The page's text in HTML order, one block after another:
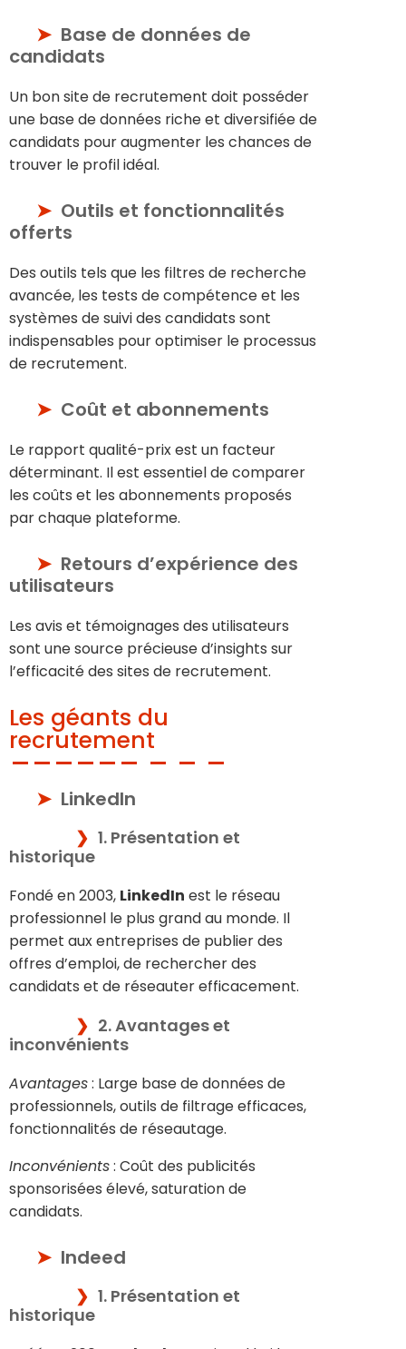
Base de données de
candidats
Un bon site de recrutement doit posséder
une base de données riche et diversifiée de
candidats pour augmenter les chances de
trouver le profil idéal.
Outils et fonctionnalités
offerts
Des outils tels que les filtres de recherche
avancée, les tests de compétence et les
systèmes de suivi des candidats sont
indispensables pour optimiser le processus
de recrutement.
Coût et abonnements
Le rapport qualité-prix est un facteur
déterminant. Il est essentiel de comparer
les coûts et les abonnements proposés
par chaque plateforme.
Retours d’expérience des
utilisateurs
Les avis et témoignages des utilisateurs
sont une source précieuse d’insights sur
l’efficacité des sites de recrutement.
Les géants du
recrutement
LinkedIn
1. Présentation et
historique
Fondé en 2003, LinkedIn est le réseau
professionnel le plus grand au monde. Il
permet aux entreprises de publier des
offres d’emploi, de rechercher des
candidats et de réseauter efficacement.
2. Avantages et
inconvénients
Avantages: Large base de données de
professionnels, outils de filtrage efficaces,
fonctionnalités de réseautage.
Inconvénients: Coût des publicités
sponsorisées élevé, saturation de
candidats.
Indeed
1. Présentation et
historique